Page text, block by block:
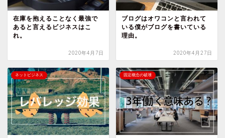
在庫を抱えることなく最強で
あると言えるビジネスはこ
れ。
2020年4月7日
ブログはオワコンと言われて
いる僕がブログを書いている
理由。
2020年4月27日
ネットビジネス 固定概念の破壊